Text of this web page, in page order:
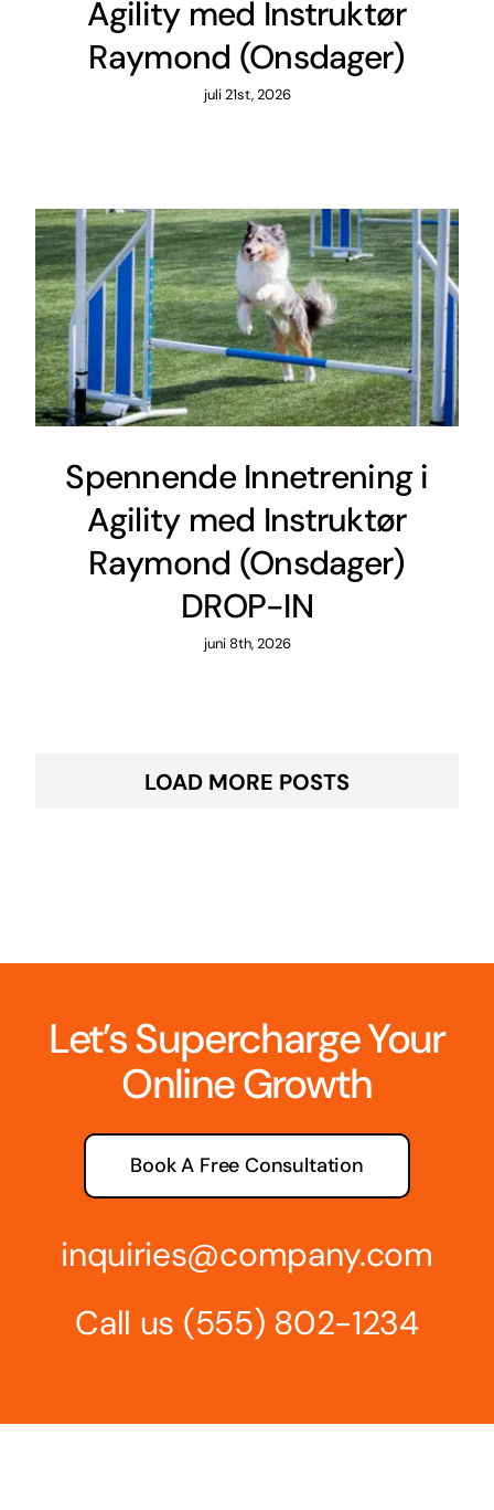
Agility med Instruktør
Raymond (Onsdager)
juli 21st, 2026
Spennende Innetrening i
Agility med Instruktør
Raymond (Onsdager)
DROP-IN
juni 8th, 2026
LOAD MORE POSTS
Let’s Supercharge Your
Online Growth
Book A Free Consultation
inquiries@company.com
Call us (555) 802-1234